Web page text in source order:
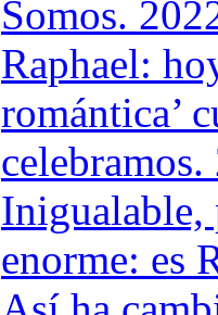
Somos.
Raphael:
romántica’
celebramos.
Inigualable,
enorme: es